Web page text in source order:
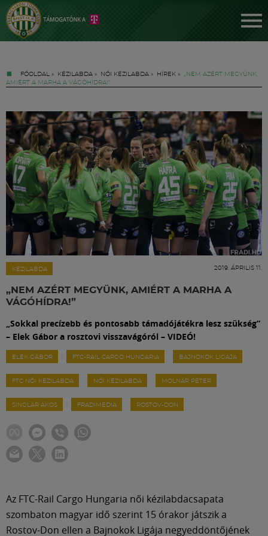
FŐOLDAL » KÉZILABDA » NŐI KÉZILABDA » HÍREK » „NEM AZÉRT MEGYÜNK,
AMIÉRT A MARHA A VÁGÓHÍDRA!”
KÉZILABDA 2019. ÁPRILIS 11.
„NEM AZÉRT MEGYÜNK, AMIÉRT A MARHA A
VÁGÓHÍDRA!”
„Sokkal precízebb és pontosabb támadójátékra lesz szükség”
– Elek Gábor a rosztovi visszavágóról – VIDEÓ!
ELEK GÁBOR FTC-RAIL CARGO HUNGARIA BAJNOKOK LIGÁJA
FTC NŐI KÉZILABDA NŐI KÉZILABDA MOLNÁR PÉTER
SINGLÁR ÁKOS FRADIMEDIA ROSTOV-DON
Az FTC-Rail Cargo Hungaria női kézilabdacsapata
szombaton magyar idő szerint 15 órakor játszik a
Rostov-Don ellen a Bajnokok Ligája negyeddöntőjének
Jegyek
FM YouTube +
Hírek
Labdarúgás
Meccscenter
Klub
Szolgáltatások
Shop
Közösség